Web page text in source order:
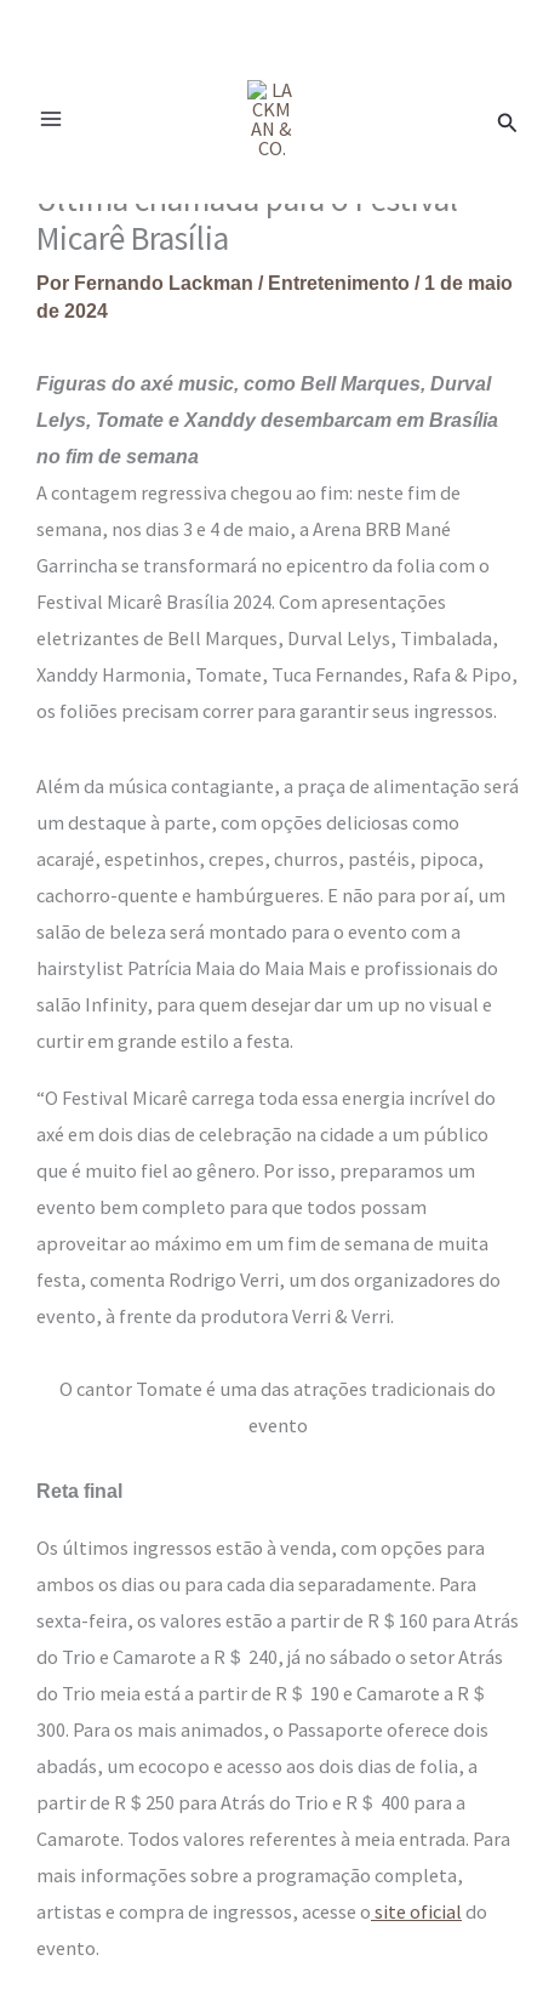
Última chamada para o Festival
Micarê Brasília
Por Fernando Lackman / Entretenimento / 1 de maio
de 2024
Figuras do axé music, como Bell Marques, Durval
Lelys, Tomate e Xanddy desembarcam em Brasília
no fim de semana
A contagem regressiva chegou ao fim: neste fim de
semana, nos dias 3 e 4 de maio, a Arena BRB Mané
Garrincha se transformará no epicentro da folia com o
Festival Micarê Brasília 2024. Com apresentações
eletrizantes de Bell Marques, Durval Lelys, Timbalada,
Xanddy Harmonia, Tomate, Tuca Fernandes, Rafa & Pipo,
os foliões precisam correr para garantir seus ingressos.
Além da música contagiante, a praça de alimentação será
um destaque à parte, com opções deliciosas como
acarajé, espetinhos, crepes, churros, pastéis, pipoca,
cachorro-quente e hambúrgueres. E não para por aí, um
salão de beleza será montado para o evento com a
hairstylist Patrícia Maia do Maia Mais e profissionais do
salão Infinity, para quem desejar dar um up no visual e
curtir em grande estilo a festa.
“O Festival Micarê carrega toda essa energia incrível do
axé em dois dias de celebração na cidade a um público
que é muito fiel ao gênero. Por isso, preparamos um
evento bem completo para que todos possam
aproveitar ao máximo em um fim de semana de muita
festa, comenta Rodrigo Verri, um dos organizadores do
evento, à frente da produtora Verri & Verri.
O cantor Tomate é uma das atrações tradicionais do
evento
Reta final
Os últimos ingressos estão à venda, com opções para
ambos os dias ou para cada dia separadamente. Para
sexta-feira, os valores estão a partir de R＄160 para Atrás
do Trio e Camarote a R＄ 240, já no sábado o setor Atrás
do Trio meia está a partir de R＄ 190 e Camarote a R＄
300. Para os mais animados, o Passaporte oferece dois
abadás, um ecocopo e acesso aos dois dias de folia, a
partir de R＄250 para Atrás do Trio e R＄ 400 para a
Camarote. Todos valores referentes à meia entrada. Para
mais informações sobre a programação completa,
artistas e compra de ingressos, acesse o site oficial do
evento.